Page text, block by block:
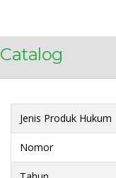
Catalog
Jenis Produk Hukum
Nomor